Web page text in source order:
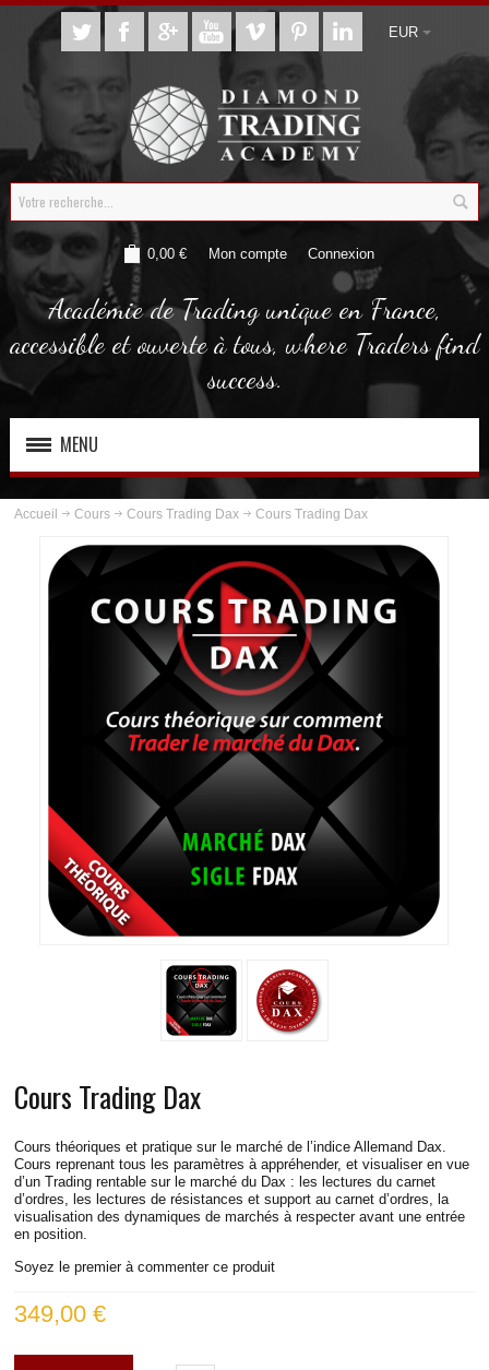
EUR
0,00 € Mon compte Connexion
Académie de Trading unique en France,
accessible et ouverte à tous, where Traders find
success.
MENU
ABOUT US
INSCRIPTION
COURS TRADING GOLD
COURS TRADING PÉTROLE
COURS TRADING ARGENT
COURS TRADING BUND
COURS TRADING RUSSELL
COURS TRADING S&P
COURS TRADING EUROSTOXX
COURS TRADING SPREAD DAX-STOXX
COURS TRADING EUR/USD
VIDÉOS
INFOS PRATIQUES
Accueil Cours Cours Trading Dax Cours Trading Dax
Cours Trading Dax
Cours théoriques et pratique sur le marché de l’indice Allemand Dax.
Cours reprenant tous les paramètres à appréhender, et visualiser en vue
d’un Trading rentable sur le marché du Dax : les lectures du carnet
d’ordres, les lectures de résistances et support au carnet d’ordres, la
visualisation des dynamiques de marchés à respecter avant une entrée
en position.
Soyez le premier à commenter ce produit
349,00 €